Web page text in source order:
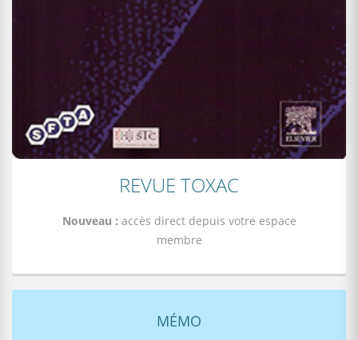
REVUE TOXAC
Nouveau : accès direct depuis votre espace
membre
MÉMO